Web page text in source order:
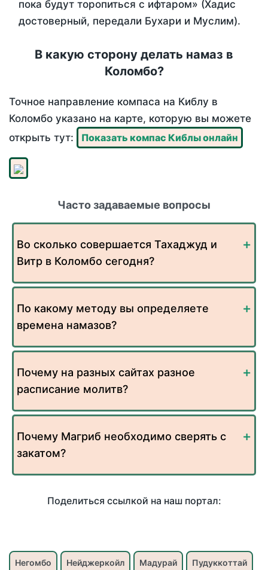
пока будут торопиться с ифтаром» (Хадис
достоверный, передали Бухари и Муслим).
В какую сторону делать намаз в
Коломбо?
Точное направление компаса на Киблу в
Коломбо указано на карте, которую вы можете
открыть тут:
Показать компас Киблы онлайн
Часто задаваемые вопросы
Во сколько совершается Тахаджуд и
Витр в Коломбо сегодня?
По какому методу вы определяете
времена намазов?
Почему на разных сайтах разное
расписание молитв?
Почему Магриб необходимо сверять с
закатом?
Поделиться ссылкой на наш портал:
Негомбо Нейджеркойл Мадурай Пудуккоттай